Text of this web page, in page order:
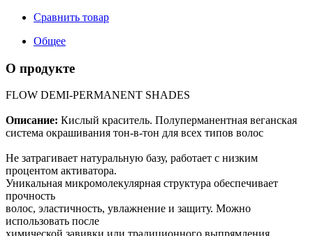
Сравнить товар
Общее
О продукте
FLOW DEMI-PERMANENT SHADES
Описание: Кислый краситель. Полуперманентная веганская
система окрашивания тон-в-тон для всех типов волос
Не затрагивает натуральную базу, работает с низким
процентом активатора.
Уникальная микромолекулярная структура обеспечивает
прочность
волос, эластичность, увлажнение и защиту. Можно
использовать после